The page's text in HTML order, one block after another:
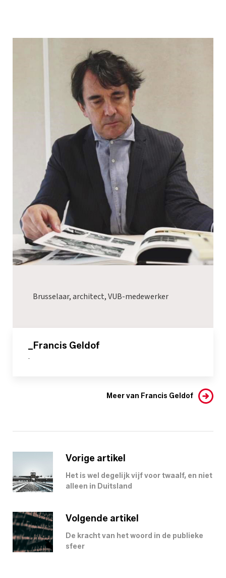
Brusselaar, architect, VUB-medewerker
_Francis Geldof
-
Meer van Francis Geldof
Vorige artikel
Het is wel degelijk vijf voor twaalf, en niet
alleen in Duitsland
Volgende artikel
De kracht van het woord in de publieke
sfeer